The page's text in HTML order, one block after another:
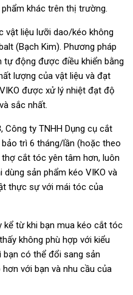
khác trên thị trường.
vật liệu lưỡi dao/kéo không
(Bạch Kim). Phương pháp
tự động được điều khiển bằng
lượng của vật liệu và đạt
được xử lý nhiệt đạt độ
sắc nhất.
, Công ty TNHH Dụng cụ cắt
trì 6 tháng/lần (hoặc theo
cắt tóc yên tâm hơn, luôn
sản phẩm kéo VIKO và
thực sự với mái tóc của
kể từ khi bạn mua kéo cắt tóc
không phù hợp với kiểu
có thể đổi sang sản
với bạn và nhu cầu của